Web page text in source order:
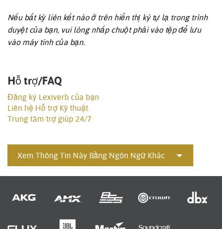
Nếu bất kỳ liên kết nào ở trên hiển thị ký tự lạ trong trình
duyệt của bạn, vui lòng nhấp chuột phải vào tệp để lưu
vào máy tính của bạn.
Hỗ trợ/FAQ
Đăng ký Lexiverb của bạn
Liên hệ Hỗ trợ Kỹ thuật
Trung tâm trợ giúp 24/7
Xem Thông Tin Này Bằng Ngôn Ngữ Khác